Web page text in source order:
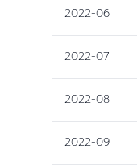
2022-06
2022-07
2022-08
2022-09